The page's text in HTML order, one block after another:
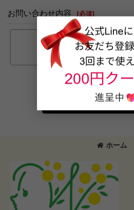
お問い合わせ内容 [必須]
確認画面へ
ホーム